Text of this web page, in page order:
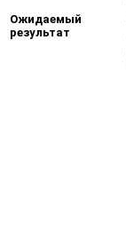
Ожидаемый
результат